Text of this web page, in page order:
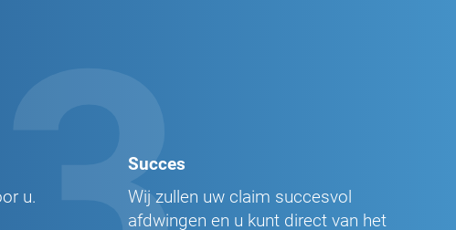
u.
Succes
Wij zullen uw claim succesvol
afdwingen en u kunt direct van het